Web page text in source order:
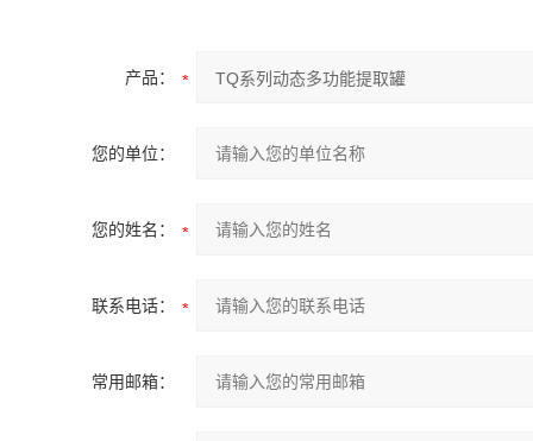
产品：
您的单位：
您的姓名：
联系电话：
常用邮箱：